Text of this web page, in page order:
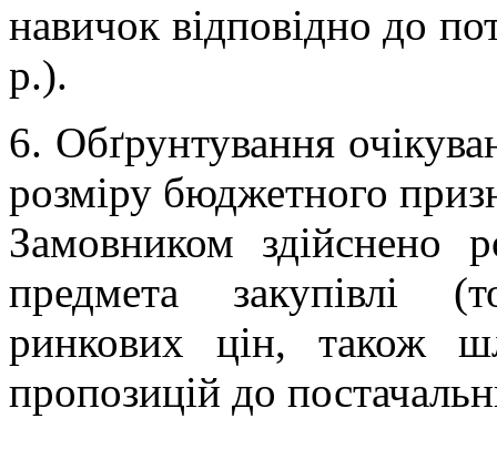
навичок відповідно до
р.).
6. Обґрунтування
розміру бюджетного
Замовником здійснено
предмета закупівлі
ринкових цін, також
пропозицій до